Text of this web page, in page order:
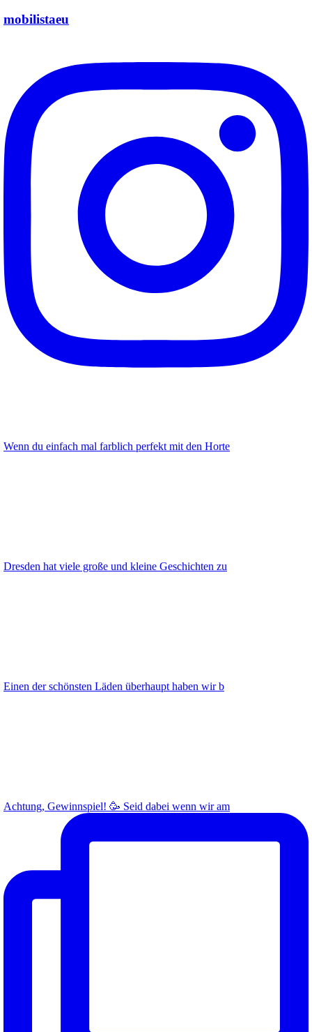
mobilistaeu
Wenn du einfach mal farblich perfekt mit den Horte
Dresden hat viele große und kleine Geschichten zu
Einen der schönsten Läden überhaupt haben wir b
Achtung, Gewinnspiel! 🥳 Seid dabei wenn wir am